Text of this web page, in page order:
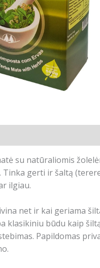
su natūraliomis
Tinka gerti ir šaltą
ilgiau.
net ir kai geriama
klasikiniu būdu kaip
Papildomas